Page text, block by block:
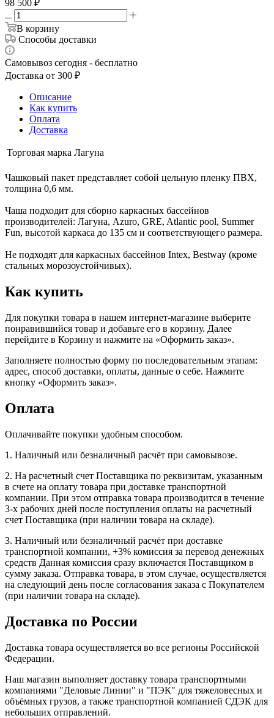
98 500 ₽
В корзину
Способы доставки
Самовывоз сегодня - бесплатно
Доставка от 300 ₽
Описание
Как купить
Оплата
Доставка
Торговая марка Лагуна
Чашковый пакет представляет собой цельную пленку ПВХ,
толщина 0,6 мм.
Чаша подходит для сборно каркасных бассейнов
производителей: Лагуна, Azuro, GRE, Atlantic pool, Summer
Fun, высотой каркаса до 135 см и соответствующего размера.
Не подходят для каркасных бассейнов Intex, Bestway (кроме
стальных морозоустойчивых).
Как купить
Для покупки товара в нашем интернет-магазине выберите
понравившийся товар и добавьте его в корзину. Далее
перейдите в Корзину и нажмите на «Оформить заказ».
Заполняете полностью форму по последовательным этапам:
адрес, способ доставки, оплаты, данные о себе. Нажмите
кнопку «Оформить заказ».
Оплата
Оплачивайте покупки удобным способом.
1. Наличный или безналичный расчёт при самовывозе.
2. На расчетный счет Поставщика по реквизитам, указанным
в счете на оплату товара при доставке транспортной
компании. При этом отправка товара производится в течение
3-х рабочих дней после поступления оплаты на расчетный
счет Поставщика (при наличии товара на складе).
3. Наличный или безналичный расчёт при доставке
транспортной компании, +3% комиссия за перевод денежных
средств Данная комиссия сразу включается Поставщиком в
сумму заказа. Отправка товара, в этом случае, осуществляется
на следующий день после согласования заказа с Покупателем
(при наличии товара на складе).
Доставка по России
Доставка товара осуществляется во все регионы Российской
Федерации.
Наш магазин выполняет доставку товара транспортными
компаниями "Деловые Линии" и "ПЭК" для тяжеловесных и
объёмных грузов, а также транспортной компанией СДЭК для
небольших отправлений.